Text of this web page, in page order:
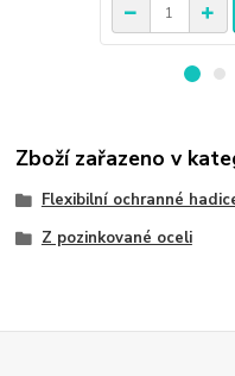
Zboží zařazeno v
Flexibilní ochranné
Z pozinkované oceli